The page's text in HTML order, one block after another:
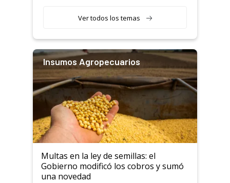
Ver todos los temas
Insumos Agropecuarios
Multas en la ley de semillas: el
Gobierno modificó los cobros y sumó
una novedad